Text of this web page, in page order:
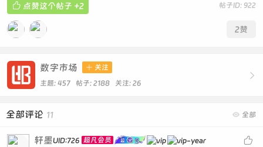
帖子ID: 922
 点赞这个帖子 +2
2赞

数字市场  关注
主题: 457 帖子: 2188 关注: 26
 全部
全部评论 11

轩墨UID:726 超凡会员